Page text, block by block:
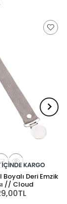
Deri Emzik
// Cloud